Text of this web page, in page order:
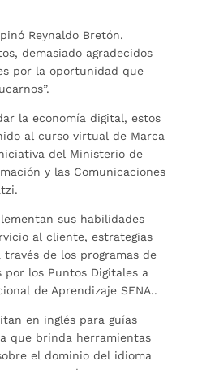
Reynaldo Bretón.
demasiado agradecidos
por la oportunidad que
la economía digital, estos
al curso virtual de Marca
del Ministerio de
y las Comunicaciones
sus habilidades
al cliente, estrategias
de los programas de
por los Puntos Digitales a
de Aprendizaje SENA..
en inglés para guías
que brinda herramientas
el dominio del idioma